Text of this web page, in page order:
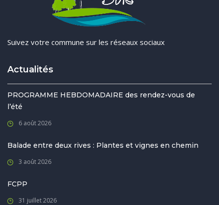
Suivez votre commune sur les réseaux sociaux
Actualités
PROGRAMME HEBDOMADAIRE des rendez-vous de
l’été
6 août 2026
Balade entre deux rives : Plantes et vignes en chemin
3 août 2026
FCPP
31 juillet 2026